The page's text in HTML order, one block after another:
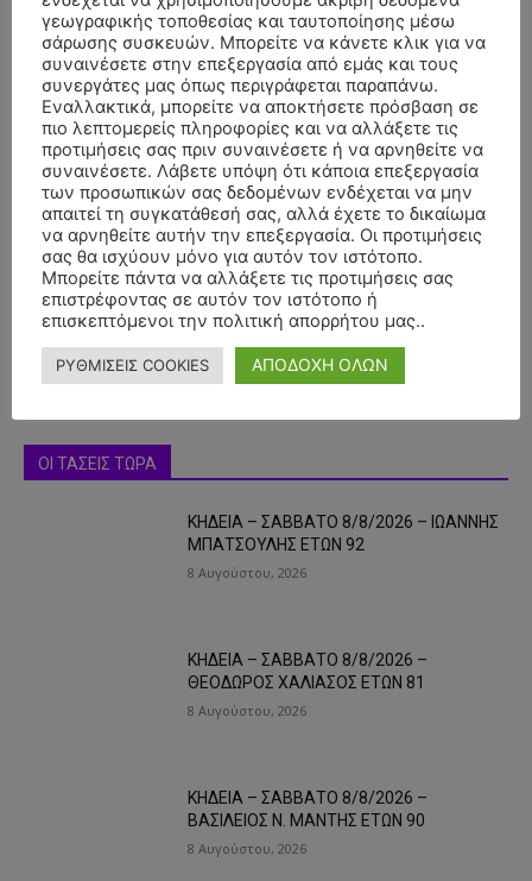
- Advertisment -
ΟΙ ΤΑΣΕΙΣ ΤΩΡΑ
ΚΗΔΕΙΑ – ΣΑΒΒΑΤΟ 8/8/2026 – ΙΩΑΝΝΗΣ
ΜΠΑΤΣΟΥΛΗΣ ΕΤΩΝ 92
8 Αυγούστου, 2026
ΚΗΔΕΙΑ – ΣΑΒΒΑΤΟ 8/8/2026 –
ΘΕΟΔΩΡΟΣ ΧΑΛΙΑΣΟΣ ΕΤΩΝ 81
8 Αυγούστου, 2026
ΚΗΔΕΙΑ – ΣΑΒΒΑΤΟ 8/8/2026 –
ΒΑΣΙΛΕΙΟΣ Ν. ΜΑΝΤΗΣ ΕΤΩΝ 90
8 Αυγούστου, 2026
γεωγραφικής τοποθεσίας και ταυτοποίησης μέσω
σάρωσης συσκευών. Μπορείτε να κάνετε κλικ για να
συναινέσετε στην επεξεργασία από εμάς και τους
συνεργάτες μας όπως περιγράφεται παραπάνω.
Εναλλακτικά, μπορείτε να αποκτήσετε πρόσβαση σε
πιο λεπτομερείς πληροφορίες και να αλλάξετε τις
προτιμήσεις σας πριν συναινέσετε ή να αρνηθείτε να
συναινέσετε. Λάβετε υπόψη ότι κάποια επεξεργασία
των προσωπικών σας δεδομένων ενδέχεται να μην
απαιτεί τη συγκατάθεσή σας, αλλά έχετε το δικαίωμα
να αρνηθείτε αυτήν την επεξεργασία. Οι προτιμήσεις
σας θα ισχύουν μόνο για αυτόν τον ιστότοπο.
Μπορείτε πάντα να αλλάξετε τις προτιμήσεις σας
επιστρέφοντας σε αυτόν τον ιστότοπο ή
επισκεπτόμενοι την πολιτική απορρήτου μας..
ΡΥΘΜΙΣΕΙΣ COOKIES ΑΠΟΔΟΧΗ ΟΛΩΝ